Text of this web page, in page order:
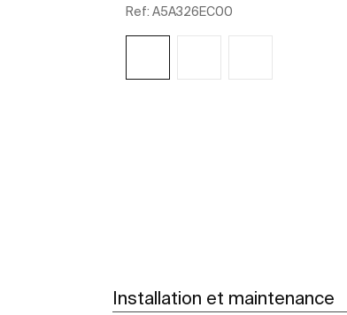
Ref: A5A326EC00
Installation et maintenance